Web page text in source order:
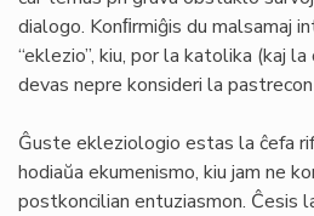
dialogo. Konﬁrmiĝis du malsamaj
“eklezio”, kiu, por la katolika (kaj
devas nepre konsideri la
Ĝuste ekleziologio estas la ĉefa
hodiaŭa ekumenismo, kiu jam ne
postkoncilian entuziasmon. Ĉesis